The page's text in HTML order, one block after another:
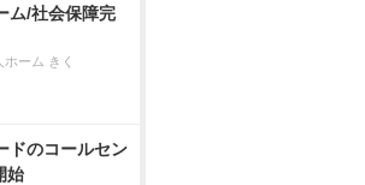
ム/社会保障完
ーム きく
ドのコールセン
始